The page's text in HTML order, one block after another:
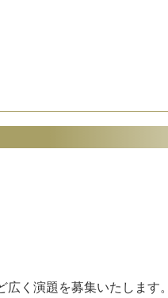
く演題を募集いたします。